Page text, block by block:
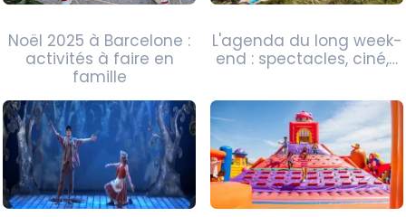
Noël 2025 à Barcelone :
activités à faire en
famille
L'agenda du long week-
end : spectacles, ciné,…